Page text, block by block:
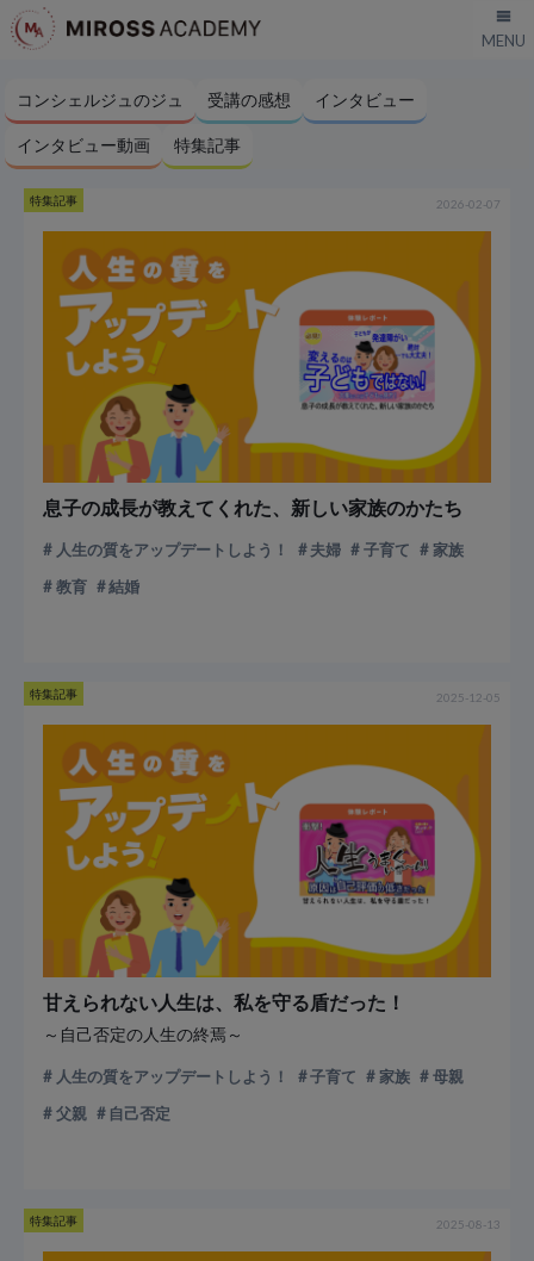
コンシェルジュのジュ 受講の感想 インタビュー
インタビュー動画 特集記事
特集記事 2026-02-07
息子の成長が教えてくれた、新しい家族のかたち
人生の質をアップデートしよう！ 夫婦 子育て
家族
教育
結婚
特集記事 2025-12-05
甘えられない人生は、私を守る盾だった！
～自己否定の人生の終焉～
人生の質をアップデートしよう！ 子育て 家族
母親
父親
自己否定
特集記事 2025-08-13